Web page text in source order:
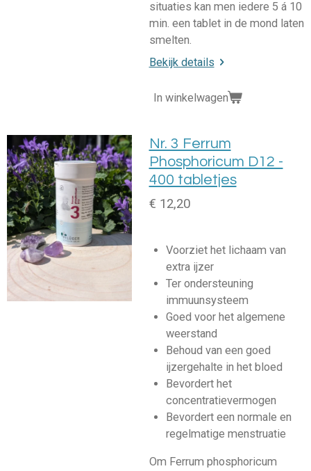
situaties kan men iedere 5 á 10
min. een tablet in de mond laten
smelten.
Bekijk details
In winkelwagen
Nr. 3 Ferrum
Phosphoricum D12 -
400 tabletjes
€ 12,20
Voorziet het lichaam van
extra ijzer
Ter ondersteuning
immuunsysteem
Goed voor het algemene
weerstand
Behoud van een goed
ijzergehalte in het bloed
Bevordert het
concentratievermogen
Bevordert een normale en
regelmatige menstruatie
Om Ferrum phosphoricum